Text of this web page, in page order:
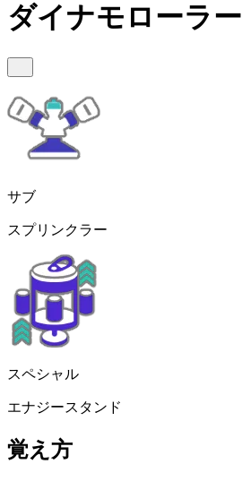
ダイナモローラー
サブ
スプリンクラー
スペシャル
エナジースタンド
覚え方